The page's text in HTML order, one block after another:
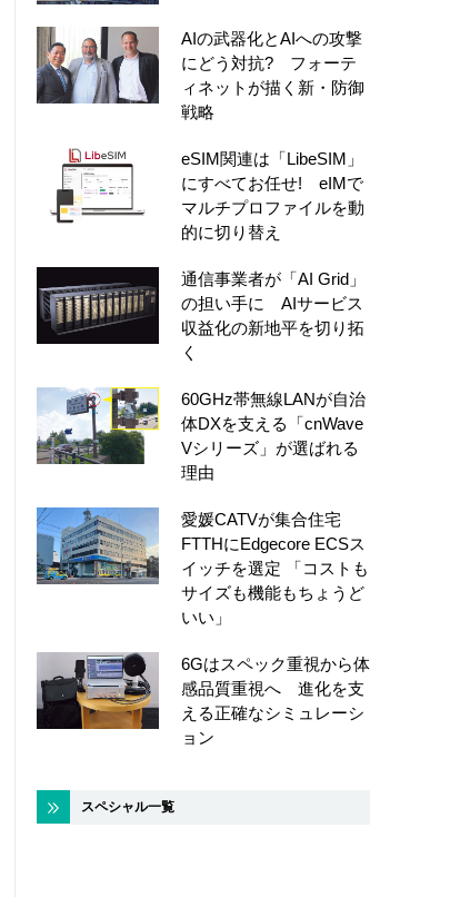
AIの武器化とAIへの攻撃
にどう対抗? フォーテ
ィネットが描く新・防御
戦略
eSIM関連は「LibeSIM」
にすべてお任せ! eIMで
マルチプロファイルを動
的に切り替え
通信事業者が「AI Grid」
の担い手に AIサービス
収益化の新地平を切り拓
く
60GHz帯無線LANが自治
体DXを支える「cnWave
Vシリーズ」が選ばれる
理由
愛媛CATVが集合住宅
FTTHにEdgecore ECSス
イッチを選定 「コストも
サイズも機能もちょうど
いい」
6Gはスペック重視から体
感品質重視へ 進化を支
える正確なシミュレーシ
ョン
スペシャル一覧